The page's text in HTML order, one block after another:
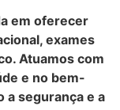
em oferecer
exames
Atuamos com
e no bem-
a segurança e a